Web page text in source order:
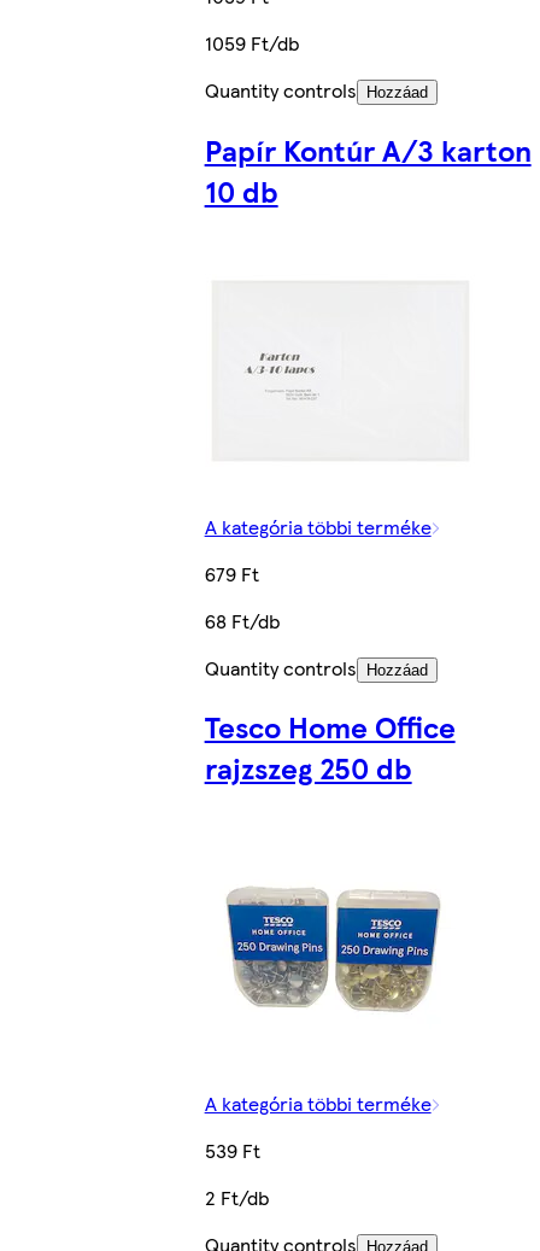
1059 Ft/db
Quantity controls
Hozzáad
Papír Kontúr A/3 karton
10 db
A kategória többi terméke
679 Ft
68 Ft/db
Quantity controls
Hozzáad
Tesco Home Office
rajzszeg 250 db
A kategória többi terméke
539 Ft
2 Ft/db
Quantity controls
Hozzáad